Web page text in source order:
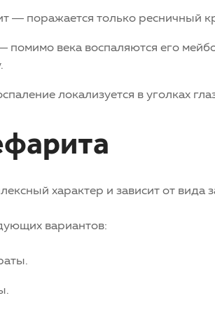
— поражается только ресничный
века воспаляются его
локализуется в уголках
характер и зависит от вида
вариантов: